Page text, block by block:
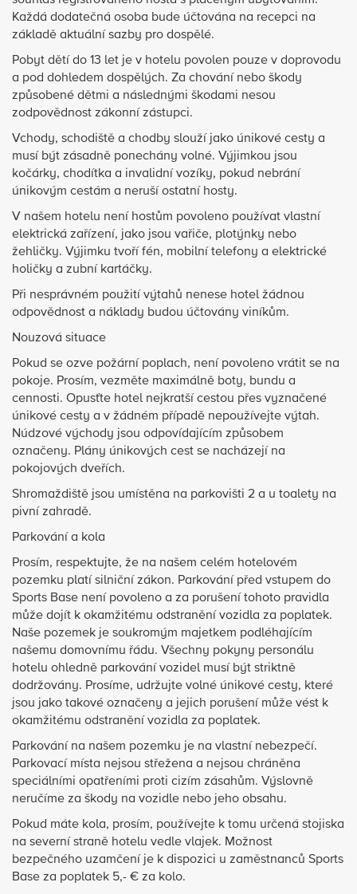
Každá dodatečná osoba bude účtována na recepci na
základě aktuální sazby pro dospělé.
Pobyt dětí do 13 let je v hotelu povolen pouze v doprovodu
a pod dohledem dospělých. Za chování nebo škody
způsobené dětmi a následnými škodami nesou
zodpovědnost zákonní zástupci.
Vchody, schodiště a chodby slouží jako únikové cesty a
musí být zásadně ponechány volné. Výjimkou jsou
kočárky, chodítka a invalidní vozíky, pokud nebrání
únikovým cestám a neruší ostatní hosty.
V našem hotelu není hostům povoleno používat vlastní
elektrická zařízení, jako jsou vařiče, plotýnky nebo
žehličky. Výjimku tvoří fén, mobilní telefony a elektrické
holičky a zubní kartáčky.
Při nesprávném použití výtahů nenese hotel žádnou
odpovědnost a náklady budou účtovány viníkům.
Nouzová situace
Pokud se ozve požární poplach, není povoleno vrátit se na
pokoje. Prosím, vezměte maximálně boty, bundu a
cennosti. Opusťte hotel nejkratší cestou přes vyznačené
únikové cesty a v žádném případě nepoužívejte výtah.
Núdzové východy jsou odpovídajícím způsobem
označeny. Plány únikových cest se nacházejí na
pokojových dveřích.
Shromaždiště jsou umístěna na parkovišti 2 a u toalety na
pivní zahradě.
Parkování a kola
Prosím, respektujte, že na našem celém hotelovém
pozemku platí silniční zákon. Parkování před vstupem do
Sports Base není povoleno a za porušení tohoto pravidla
může dojít k okamžitému odstranění vozidla za poplatek.
Naše pozemek je soukromým majetkem podléhajícím
našemu domovnímu řádu. Všechny pokyny personálu
hotelu ohledně parkování vozidel musí být striktně
dodržovány. Prosíme, udržujte volné únikové cesty, které
jsou jako takové označeny a jejich porušení může vést k
okamžitému odstranění vozidla za poplatek.
Parkování na našem pozemku je na vlastní nebezpečí.
Parkovací místa nejsou střežena a nejsou chráněna
speciálními opatřeními proti cizím zásahům. Výslovně
neručíme za škody na vozidle nebo jeho obsahu.
Pokud máte kola, prosím, používejte k tomu určená stojiska
na severní straně hotelu vedle vlajek. Možnost
bezpečného uzamčení je k dispozici u zaměstnanců Sports
Base za poplatek 5,- € za kolo.